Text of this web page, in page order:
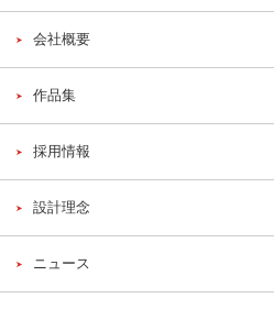
会社概要
作品集
採用情報
設計理念
ニュース